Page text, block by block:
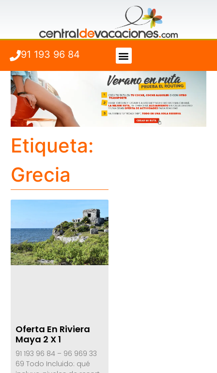
91 193 96 84
Etiqueta:
Grecia
Oferta En Riviera
Maya 2 X 1
91 193 96 84 – 96 969 33
69 Todo Incluido: qué